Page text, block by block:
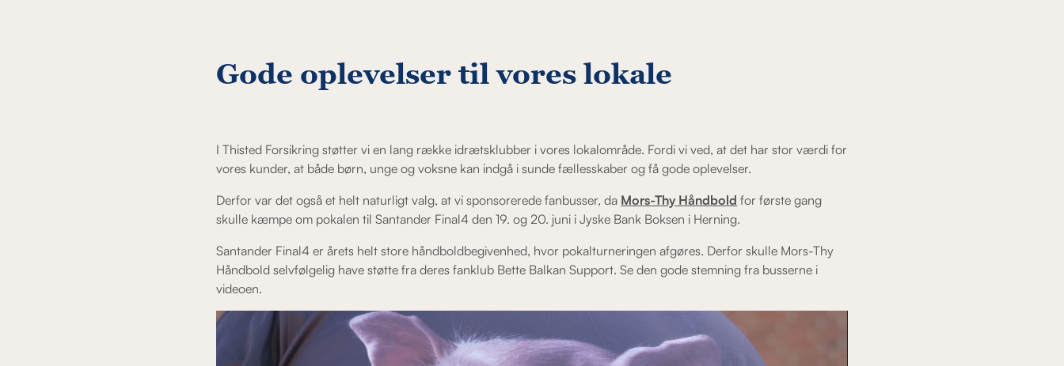
Gode oplevelser til vores lokale
I Thisted Forsikring støtter vi en lang række idrætsklubber i vores lokalområde. Fordi vi ved, at det har stor værdi for
vores kunder, at både børn, unge og voksne kan indgå i sunde fællesskaber og få gode oplevelser.
Derfor var det også et helt naturligt valg, at vi sponsorerede fanbusser, da Mors-Thy Håndbold for første gang
skulle kæmpe om pokalen til Santander Final4 den 19. og 20. juni i Jyske Bank Boksen i Herning.
Santander Final4 er årets helt store håndboldbegivenhed, hvor pokalturneringen afgøres. Derfor skulle Mors-Thy
Håndbold selvfølgelig have støtte fra deres fanklub Bette Balkan Support. Se den gode stemning fra busserne i
videoen.
Videoafspiller